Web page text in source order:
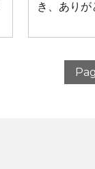
き、あり